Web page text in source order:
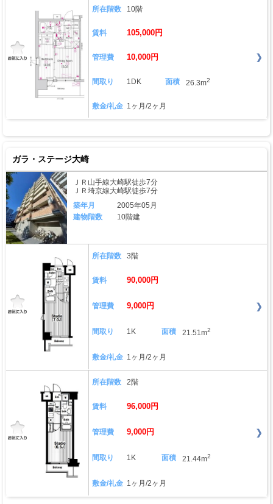
所在階数 10階
賃料 105,000円
管理費 10,000円
間取り 1DK 面積 26.3m2
敷金/礼金 1ヶ月/2ヶ月
ガラ・ステージ大崎
ＪＲ山手線大崎駅徒歩7分
ＪＲ埼京線大崎駅徒歩7分
築年月
2005年05月
建物階数
10階建
所在階数 3階
賃料 90,000円
管理費 9,000円
間取り 1K 面積 21.51m2
敷金/礼金 1ヶ月/2ヶ月
所在階数 2階
賃料 96,000円
管理費 9,000円
間取り 1K 面積 21.44m2
敷金/礼金 1ヶ月/2ヶ月